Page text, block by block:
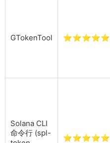
GTokenTool ⭐⭐⭐⭐⭐
Solana CLI
命令行 (spl-
⭐⭐⭐⭐⭐